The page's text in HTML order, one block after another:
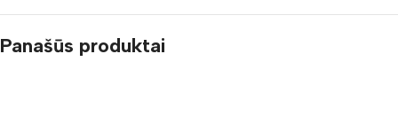
Panašūs produktai